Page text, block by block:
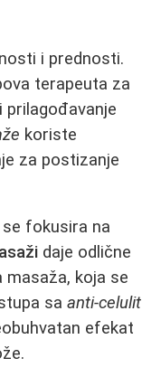
i prednosti.
terapeuta za
prilagođavanje
koriste
za postizanje
fokusira na
daje odlične
masaža, koja se
saanti-celulit
efekat